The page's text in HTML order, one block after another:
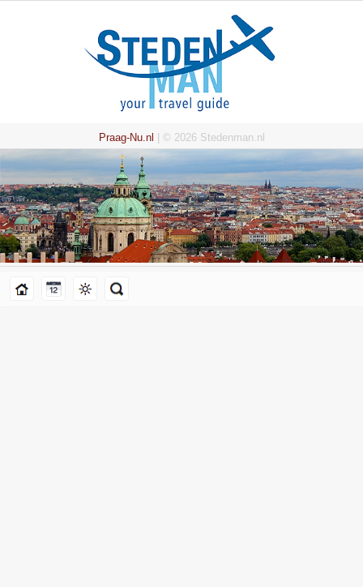
Praag-Nu.nl | © 2026 Stedenman.nl